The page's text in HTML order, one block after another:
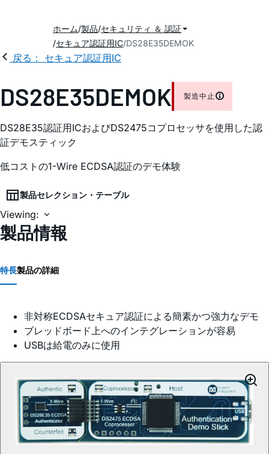
ホーム 製品 セキュリティ ＆ 認証
セキュア認証用IC DS28E35DEMOK
戻る： セキュア認証用IC
DS28E35DEMOK 製造中止
DS28E35認証用ICおよびDS2475コプロセッサを使用した認
証デモスティック
低コストの1-Wire ECDSA認証のデモ体験
製品セレクション・テーブル
Viewing:
製品情報
特長製品の詳細
非対称ECDSAセキュア認証による簡素かつ強力なデモ
ブレッドボード上へのインテグレーションが容易
USBは給電のみに使用